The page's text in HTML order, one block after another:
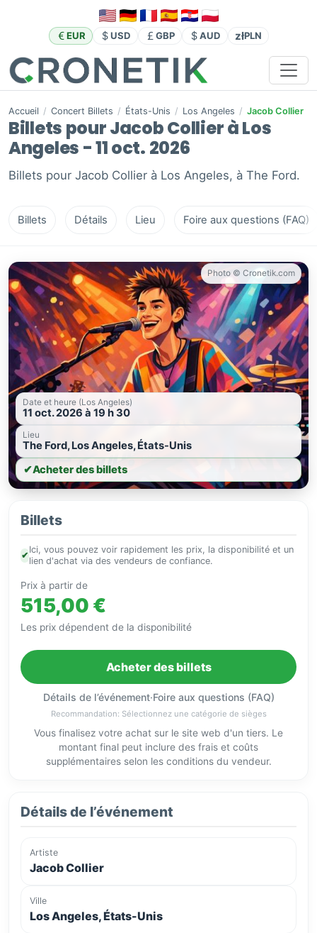
EUR USD GBP AUD złPLN
Accueil / Concert Billets / États-Unis / Los Angeles / Jacob Collier
Billets pour Jacob Collier à Los
Angeles - 11 oct. 2026
Billets pour Jacob Collier à Los Angeles, à The Ford.
Billets Détails Lieu Foire aux questions (FAQ)
Photo © Cronetik.com
Date et heure (Los Angeles)
11 oct. 2026 à 19 h 30
Lieu
The Ford, Los Angeles, États-Unis
✔Acheter des billets
Billets
✔
Ici, vous pouvez voir rapidement les prix, la disponibilité et un
lien d'achat via des vendeurs de confiance.
Prix à partir de
515,00 €
Les prix dépendent de la disponibilité
Acheter des billets
Détails de l’événement·Foire aux questions (FAQ)
Recommandation: Sélectionnez une catégorie de sièges
Vous finalisez votre achat sur le site web d'un tiers. Le
montant final peut inclure des frais et coûts
supplémentaires selon les conditions du vendeur.
Détails de l’événement
Artiste
Jacob Collier
Ville
Los Angeles, États-Unis